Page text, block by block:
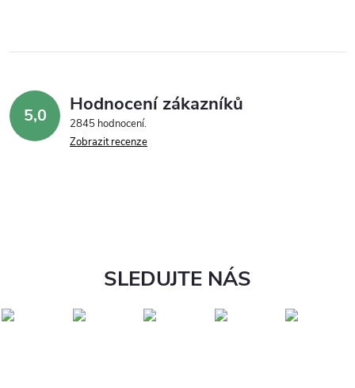
5,0 Hodnocení zákazníků
2845 hodnocení
Zobrazit recenze
SLEDUJTE NÁS